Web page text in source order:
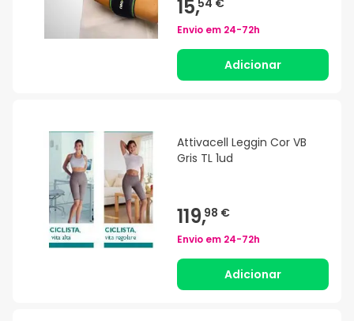
15,54 €
Envio em 24-72h
Adicionar
Attivacell Leggin Cor VB
Gris TL 1ud
119,98 €
Envio em 24-72h
Adicionar